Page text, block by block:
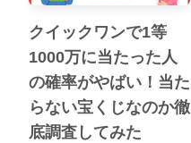
クイックワンで1等
1000万に当たった人
の確率がやばい！当た
らない宝くじなのか徹
底調査してみた